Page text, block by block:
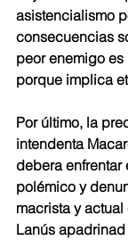
asistencialismo
consecuencias
peor enemigo
porque implica
Por último, la
intendenta
debera enfrentar
polémico y
macrista y
Lanús